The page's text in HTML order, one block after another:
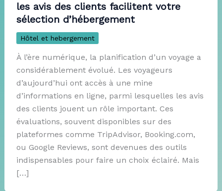
les avis des clients facilitent votre
sélection d’hébergement
Hôtel et hebergement
À l’ère numérique, la planification d’un voyage a
considérablement évolué. Les voyageurs
d’aujourd’hui ont accès à une mine
d’informations en ligne, parmi lesquelles les avis
des clients jouent un rôle important. Ces
évaluations, souvent disponibles sur des
plateformes comme TripAdvisor, Booking.com,
ou Google Reviews, sont devenues des outils
indispensables pour faire un choix éclairé. Mais
[…]